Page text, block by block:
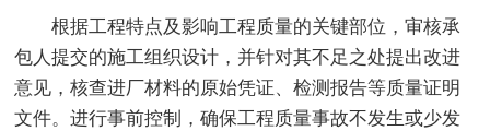
根据工程特点及影响工程质量的关键部位，审核承
包人提交的施工组织设计，并针对其不足之处提出改进
意见，核查进厂材料的原始凭证、检测报告等质量证明
文件。进行事前控制，确保工程质量事故不发生或少发